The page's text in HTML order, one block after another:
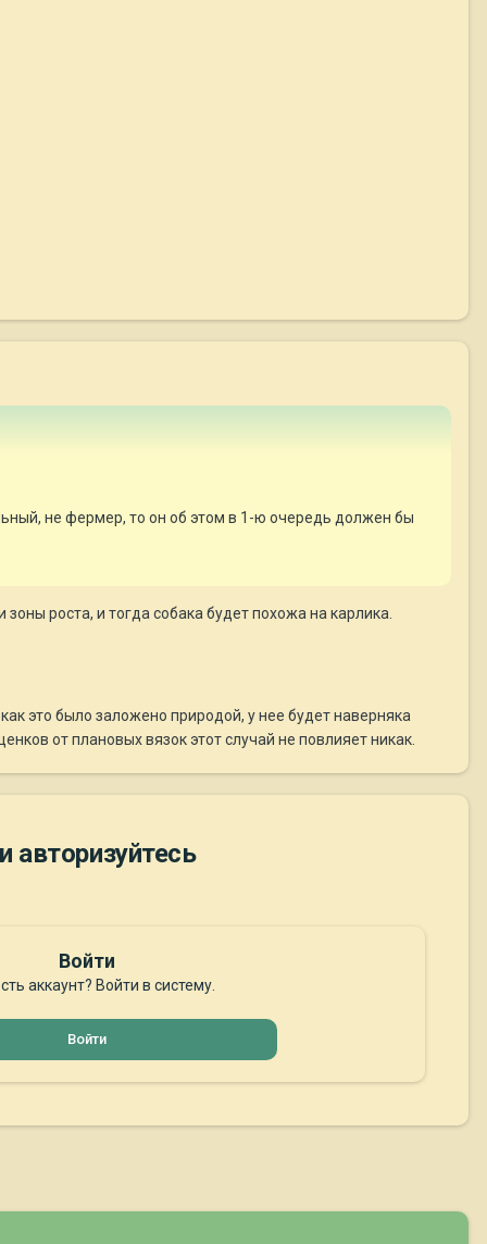
не фермер, то он об этом в 1-ю очередь должен бы
роста, и тогда собака будет похожа на карлика.
это было заложено природой, у нее будет наверняка
от плановых вязок этот случай не повлияет никак.
авторизуйтесь
Войти
аккаунт? Войти в систему.
Войти